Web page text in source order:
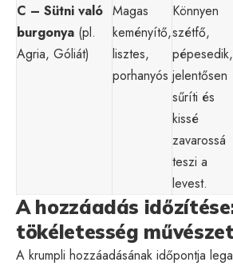
C – Sütni való
burgonya (pl.
Agria, Góliát)
Magas
keményítő,
lisztes,
porhanyós
Könnyen
szétfő,
pépesedik,
jelentősen
sűríti és
kissé
zavarossá
teszi a
levest.
A hozzáadás
tökéletesség
A krumpli hozzáadásának időpontja